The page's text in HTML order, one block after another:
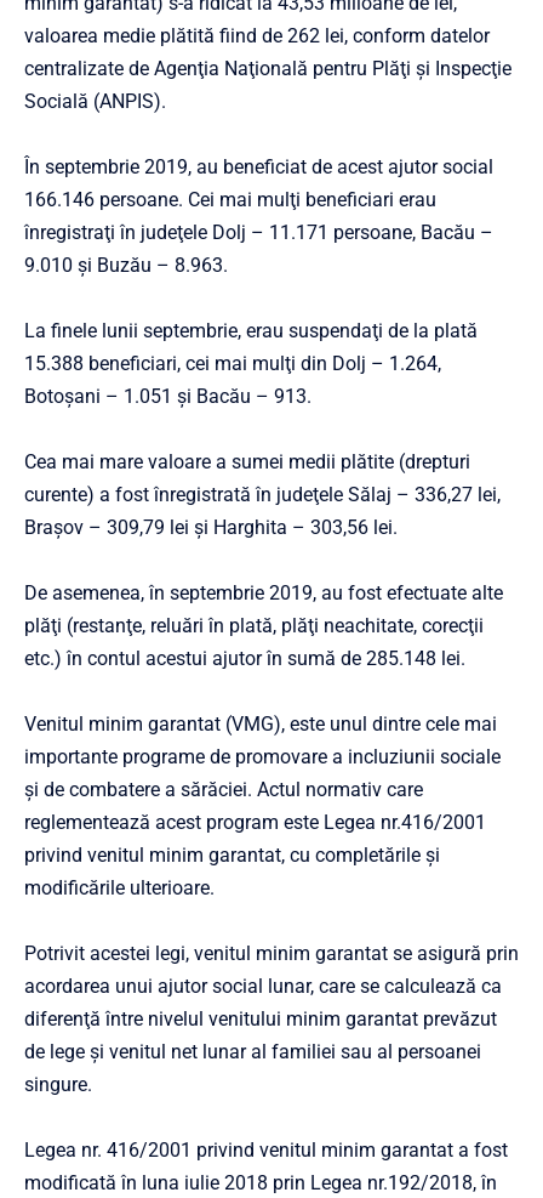
valoarea medie plătită fiind de 262 lei, conform datelor
centralizate de Agenţia Naţională pentru Plăţi şi Inspecţie
Socială (ANPIS).
În septembrie 2019, au beneficiat de acest ajutor social
166.146 persoane. Cei mai mulţi beneficiari erau
înregistraţi în judeţele Dolj – 11.171 persoane, Bacău –
9.010 şi Buzău – 8.963.
La finele lunii septembrie, erau suspendaţi de la plată
15.388 beneficiari, cei mai mulţi din Dolj – 1.264,
Botoşani – 1.051 şi Bacău – 913.
Cea mai mare valoare a sumei medii plătite (drepturi
curente) a fost înregistrată în judeţele Sălaj – 336,27 lei,
Braşov – 309,79 lei şi Harghita – 303,56 lei.
De asemenea, în septembrie 2019, au fost efectuate alte
plăţi (restanţe, reluări în plată, plăţi neachitate, corecţii
etc.) în contul acestui ajutor în sumă de 285.148 lei.
Venitul minim garantat (VMG), este unul dintre cele mai
importante programe de promovare a incluziunii sociale
şi de combatere a sărăciei. Actul normativ care
reglementează acest program este Legea nr.416/2001
privind venitul minim garantat, cu completările şi
modificările ulterioare.
Potrivit acestei legi, venitul minim garantat se asigură prin
acordarea unui ajutor social lunar, care se calculează ca
diferenţă între nivelul venitului minim garantat prevăzut
de lege şi venitul net lunar al familiei sau al persoanei
singure.
Legea nr. 416/2001 privind venitul minim garantat a fost
modificată în luna iulie 2018 prin Legea nr.192/2018, în